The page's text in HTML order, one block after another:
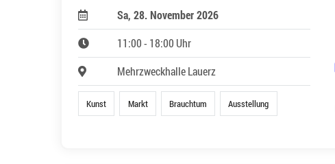
Sa, 28. November 2026
11:00 - 18:00 Uhr
Mehrzweckhalle Lauerz
Kunst Markt Brauchtum Ausstellung